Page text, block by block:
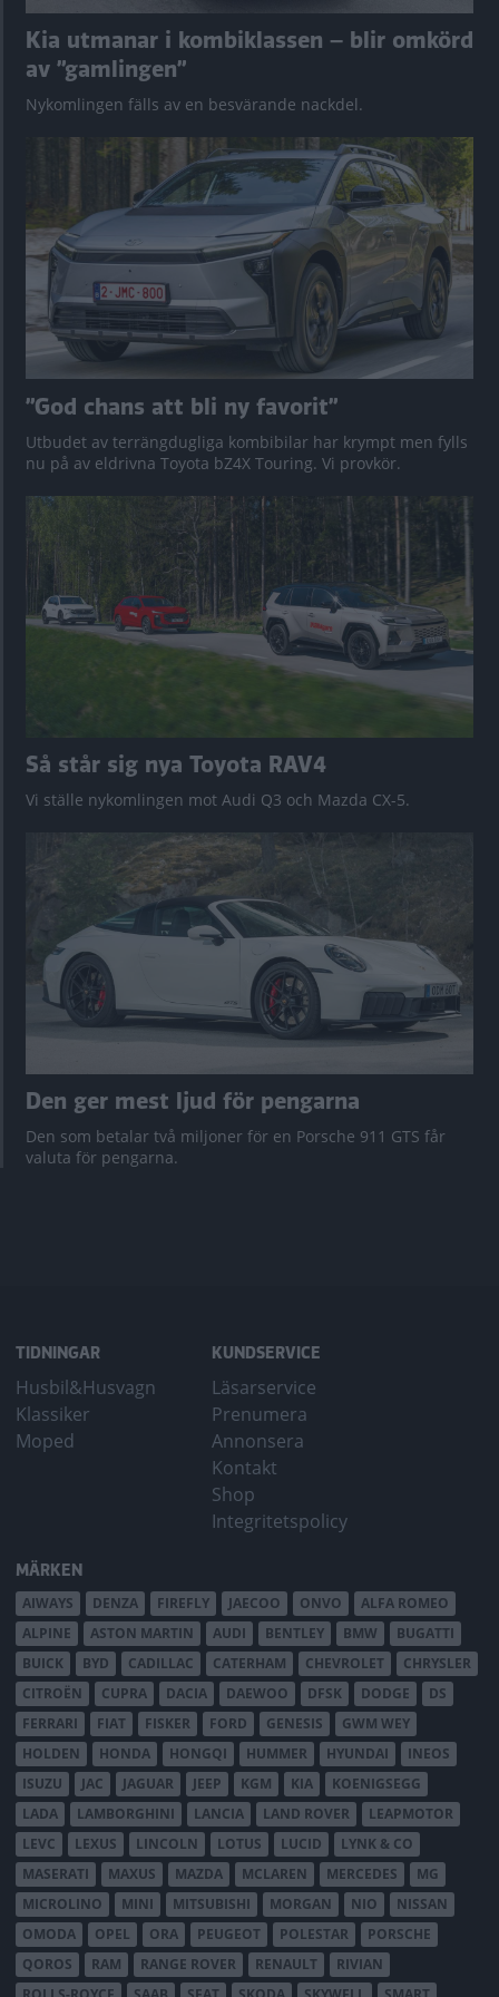
Kia utmanar i kombiklassen – blir omkörd
av ”gamlingen”
Nykomlingen fälls av en besvärande nackdel.
”God chans att bli ny favorit”
Utbudet av terrängdugliga kombibilar har krympt men fylls
nu på av eldrivna Toyota bZ4X Touring. Vi provkör.
Så står sig nya Toyota RAV4
Vi ställe nykomlingen mot Audi Q3 och Mazda CX-5.
Den ger mest ljud för pengarna
Den som betalar två miljoner för en Porsche 911 GTS får
valuta för pengarna.
TIDNINGAR
Husbil&Husvagn
Klassiker
Moped
KUNDSERVICE
Läsarservice
Prenumera
Annonsera
Kontakt
Shop
Integritetspolicy
MÄRKEN
AIWAYS DENZA FIREFLY JAECOO ONVO
ALFA ROMEO
ALPINE
ASTON MARTIN AUDI BENTLEY BMW
BUGATTI
BUICK
BYD CADILLAC CATERHAM CHEVROLET
CHRYSLER
CITROËN
CUPRA DACIA DAEWOO DFSK DODGE
DS
FERRARI
FIAT FISKER FORD GENESIS
GWM WEY
HOLDEN
HONDA HONGQI HUMMER HYUNDAI
INEOS
ISUZU
JAC JAGUAR JEEP KGM KIA
KOENIGSEGG
LADA
LAMBORGHINI LANCIA LAND ROVER
LEAPMOTOR
LEVC
LEXUS LINCOLN LOTUS LUCID
LYNK & CO
MASERATI
MAXUS MAZDA MCLAREN MERCEDES
MG
MICROLINO
MINI MITSUBISHI MORGAN NIO
NISSAN
OMODA
OPEL ORA PEUGEOT POLESTAR
PORSCHE
QOROS
RAM RANGE ROVER RENAULT
RIVIAN